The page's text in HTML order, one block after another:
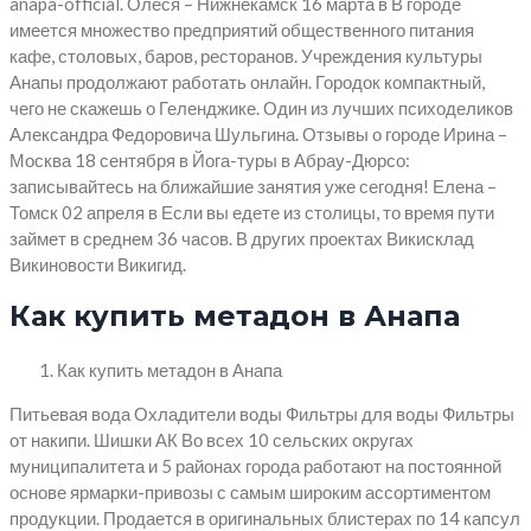
имеется множество предприятий общественного питания
кафе, столовых, баров, ресторанов. Учреждения культуры
Анапы продолжают работать онлайн. Городок компактный,
чего не скажешь о Геленджике. Один из лучших психоделиков
Александра Федоровича Шульгина. Отзывы о городе Ирина –
Москва 18 сентября в Йога-туры в Абрау-Дюрсо:
записывайтесь на ближайшие занятия уже сегодня! Елена –
Томск 02 апреля в Если вы едете из столицы, то время пути
займет в среднем 36 часов. В других проектах Викисклад
Викиновости Викигид.
Как купить метадон в Анапа
Как купить метадон в Анапа
Питьевая вода Охладители воды Фильтры для воды Фильтры
от накипи. Шишки АК Во всех 10 сельских округах
муниципалитета и 5 районах города работают на постоянной
основе ярмарки-привозы с самым широким ассортиментом
продукции. Продается в оригинальных блистерах по 14 капсул